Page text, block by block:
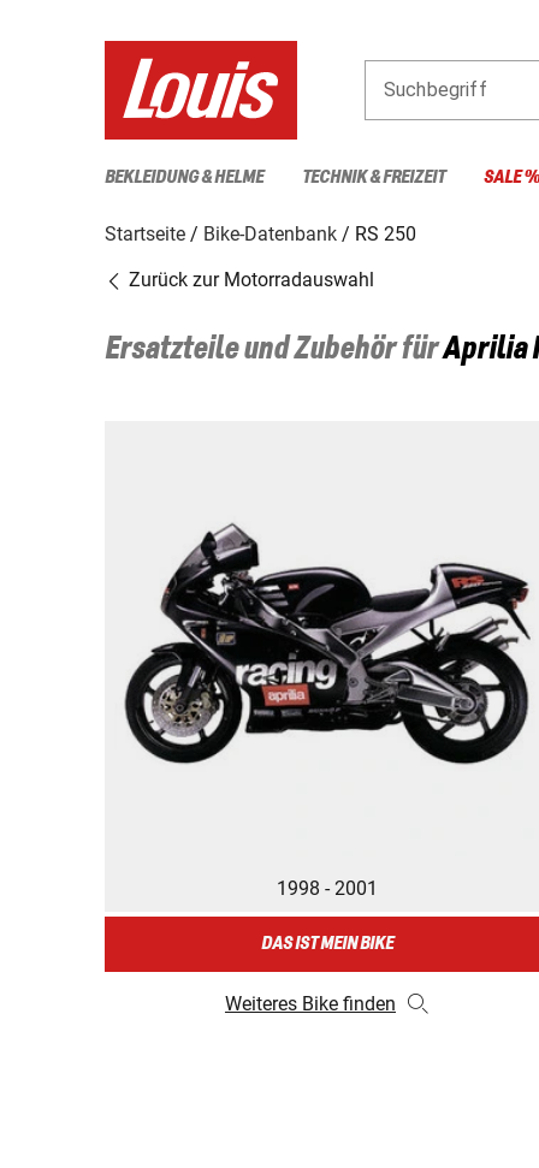
Suchbegriff
BEKLEIDUNG & HELME TECHNIK & FREIZEIT SALE %
Startseite Bike-Datenbank
RS 250
Zurück zur Motorradauswahl
Ersatzteile und Zubehör fürAprilia
1998 - 2001
DAS IST MEIN BIKE
Weiteres Bike finden